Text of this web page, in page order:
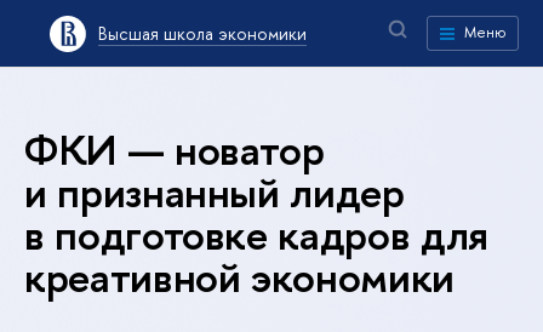
Высшая школа экономики Меню
ФКИ — новатор
и признанный лидер
в подготовке кадров для
креативной экономики